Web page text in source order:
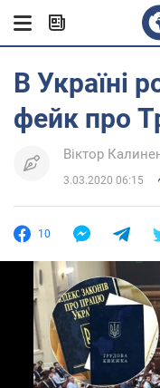
В Україні
фейк про
Віктор
3.03.2020 06:15
10